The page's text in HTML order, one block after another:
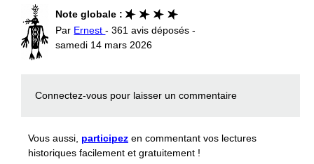
Note globale :
Par Ernest- 361 avis déposés -
samedi 14 mars 2026
Connectez-vous pour laisser un commentaire
Vous aussi, participez en commentant vos lectures
historiques facilement et gratuitement !